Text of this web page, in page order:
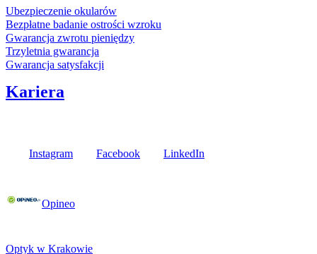
Ubezpieczenie okularów
Bezpłatne badanie ostrości wzroku
Gwarancja zwrotu pieniędzy
Trzyletnia gwarancja
Gwarancja satysfakcji
Kariera
Instagram Facebook LinkedIn
Opineo
Optyk w Krakowie